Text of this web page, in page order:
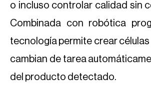
o incluso controlar calidad sin
Combinada con robótica
tecnología permite crear
cambian de tarea
del producto detectado.